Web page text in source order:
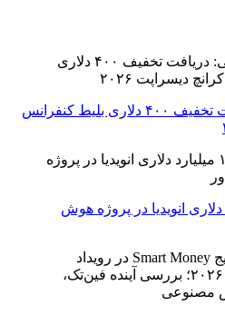
فرصت استثنایی: دریافت تخفیف ۴۰۰ دلاری بلیط کنفرانس
۱ میلیارد دلاری انویدیا در پروژه هوش